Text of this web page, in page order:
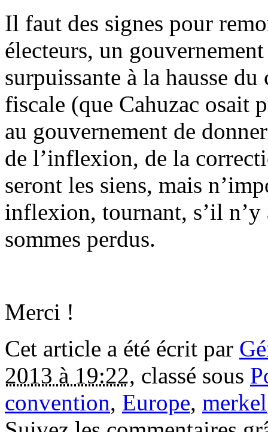
Il faut des signes pour
électeurs, un
surpuissante à la hausse
fiscale (que Cahuzac osait
au gouvernement de
de l’inflexion, de la
seront les siens, mais
inflexion, tournant, s’il
sommes perdus.
Merci !
Cet article a été écrit par
2013 à 19:22, classé sous
convention, Europe, merkel